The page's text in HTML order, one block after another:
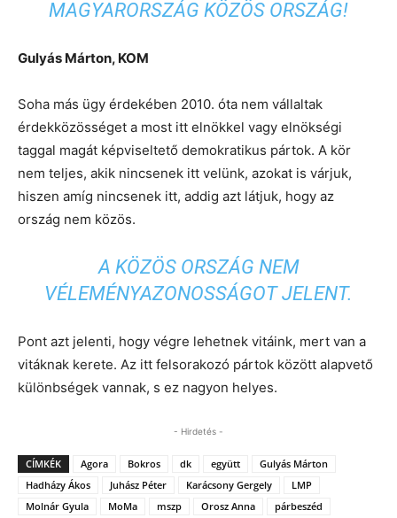
MAGYARORSZÁG KÖZÖS ORSZÁG!
Gulyás Márton, KOM
Soha más ügy érdekében 2010. óta nem vállaltak
érdekközösséget a most itt elnökkel vagy elnökségi
taggal magát képviseltető demokratikus pártok. A kör
nem teljes, akik nincsenek itt velünk, azokat is várjuk,
hiszen amíg nincsenek itt, addig azt látjuk, hogy az
ország nem közös.
A KÖZÖS ORSZÁG NEM
VÉLEMÉNYAZONOSSÁGOT JELENT.
Pont azt jelenti, hogy végre lehetnek vitáink, mert van a
vitáknak kerete. Az itt felsorakozó pártok között alapvető
különbségek vannak, s ez nagyon helyes.
- Hirdetés -
CÍMKÉK Agora Bokros dk együtt
Gulyás Márton
Hadházy Ákos
Juhász Péter Karácsony Gergely
LMP
Molnár Gyula
MoMa mszp Orosz Anna párbeszéd